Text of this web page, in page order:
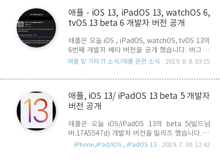
애플 - iOS 13, iPadOS 13, watchOS 6,
tvOS 13 beta 6 개발자 버전 공개
애플은 오늘 iOS , iPadOS, watchOS, tvOS 13의
6번째 개발자 베타 버전을 공개 했습니다. 버그 수
정 및 성능 항상.. Release Note 상으로는 이전
이미 개발자 beta 버전을 설치, 사용하고 계신 분들
빠르면 내일, 늦어도 이번 주 안으로 공개 될 것으로
예상 됩니다 . Beta 6와 관련된 새로운 정보가 입수
애플 및 기타 IT 소식/애플 관련 소식 2019. 8. 8. 03:15
애플, iOS 13/ iPadOS 13 beta 5 개발자
버전 공개
애플은 오늘 iOS/iPadOS 13의 beta 5(빌드넘
버:17A5547d) 개발자 버전을 릴리즈 했습니다. 이
번 beta 5의 변경사항을 간략히 정리해 봅니다. -
iPhone,iPad/IOS , iPadOS 13 2019. 7. 30. 12:42